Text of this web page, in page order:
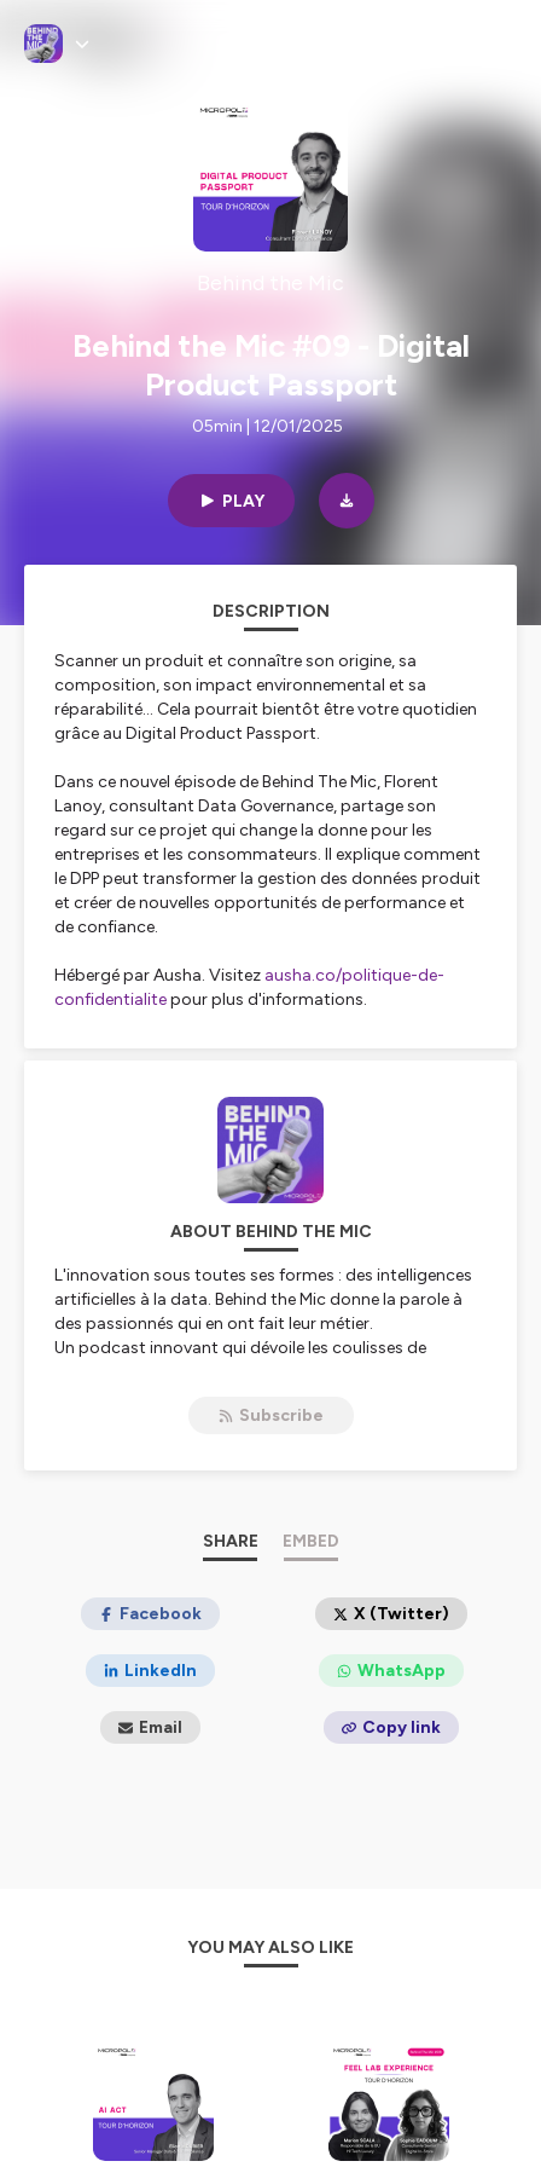
Behind the Mic
Behind the Mic #09 - Digital
Product Passport
05min | 12/01/2025
PLAY
DESCRIPTION
Scanner un produit et connaître son origine, sa
composition, son impact environnemental et sa
réparabilité… Cela pourrait bientôt être votre quotidien
grâce au Digital Product Passport.
Dans ce nouvel épisode de Behind The Mic, Florent
Lanoy, consultant Data Governance, partage son
regard sur ce projet qui change la donne pour les
entreprises et les consommateurs. Il explique comment
le DPP peut transformer la gestion des données produit
et créer de nouvelles opportunités de performance et
de confiance.
Hébergé par Ausha. Visitez ausha.co/politique-de-
confidentialitepour plus d'informations.
ABOUT BEHIND THE MIC
L'innovation sous toutes ses formes : des intelligences
artificielles à la data. Behind the Mic donne la parole à
des passionnés qui en ont fait leur métier.
Un podcast innovant qui dévoile les coulisses de
Hébergé par Ausha. Visitezausha.co/politique-de-
Subscribe
SHARE EMBED
Facebook X (Twitter)
LinkedIn WhatsApp
Email Copy link
YOU MAY ALSO LIKE